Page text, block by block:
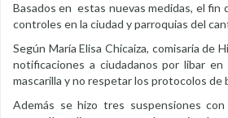
Basados en estas nuevas medidas, el fin
controles en la ciudad y parroquias del
Según María Elisa Chicaiza, comisaria de
notificaciones a ciudadanos por libar
mascarilla y no respetar los protocolos de
Además se hizo tres suspensiones